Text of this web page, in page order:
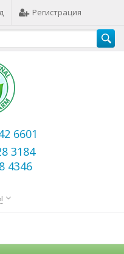
Регистрация
6601
3184
4346